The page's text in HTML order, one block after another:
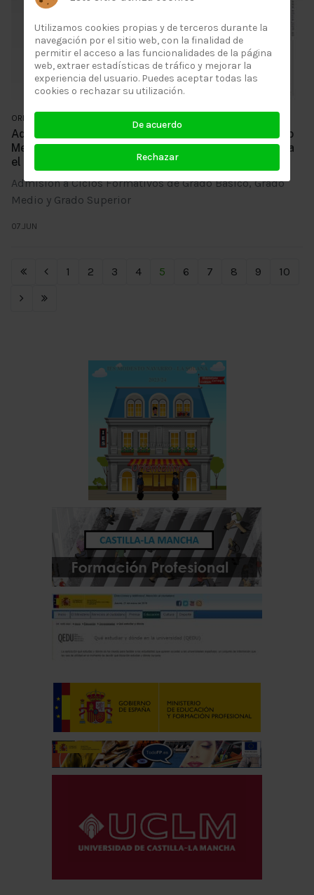
ORIENTACIÓN
Admisión a Ciclos Formativos de Grado Básico, Grado
Medio y Grado Superior en modalidad presencial, para
el curso 2023/2024
Admisión a Ciclos Formativos de Grado Básico, Grado
Medio y Grado Superior
07.JUN
1 2 3 4 5 6 7 8 9 10
Utilizamos cookies propias y de terceros durante la
navegación por el sitio web, con la finalidad de
permitir el acceso a las funcionalidades de la página
web, extraer estadísticas de tráfico y mejorar la
experiencia del usuario. Puedes aceptar todas las
cookies o rechazar su utilización.
De acuerdo
Rechazar